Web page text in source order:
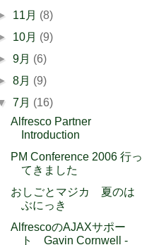
11月 (8)
10月 (9)
9月 (6)
8月 (9)
7月 (16)
Alfresco Partner
Introduction
PM Conference 2006 行っ
てきました
おしごとマジカ 夏のは
ぶにっき
AlfrescoのAJAXサポー
ト Gavin Cornwell -